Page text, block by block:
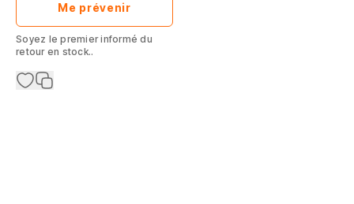
Me prévenir
Soyez le premier informé du
retour en stock..